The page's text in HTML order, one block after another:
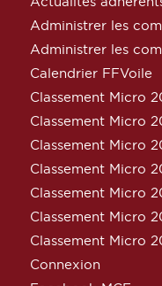
Administrer les
Administrer les
Calendrier FFVoile
Classement Micro
Classement Micro
Classement Micro
Classement Micro
Classement Micro
Classement Micro
Classement Micro
Connexion